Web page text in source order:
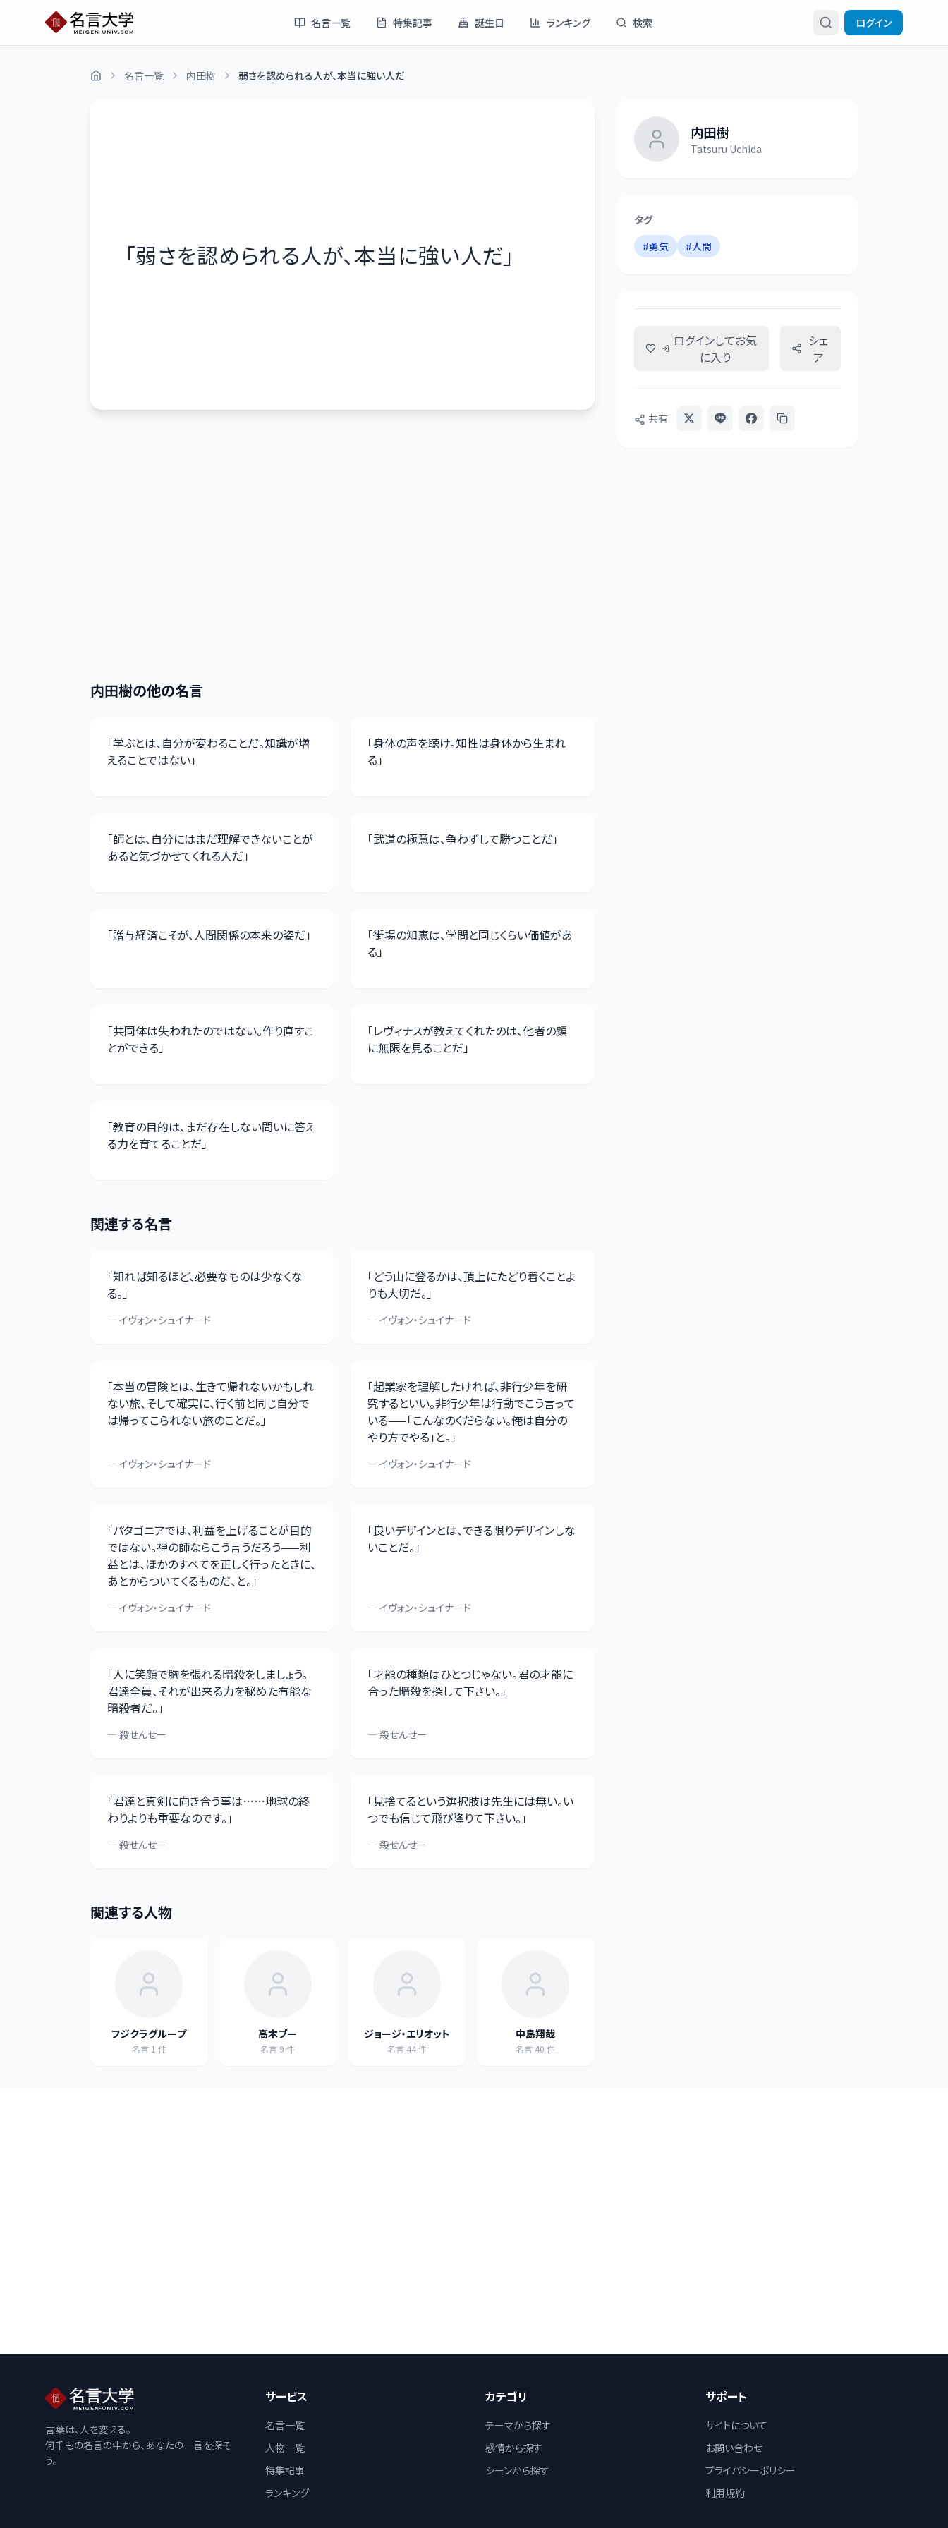
名言一覧 特集記事 誕生日 ランキング 検索 ログイン
名言一覧 内田樹 弱さを認められる人が、本当に強い人だ
「弱さを認められる人が、本当に強い人だ」
内田樹
Tatsuru Uchida
タグ
#勇気 #人間
ログインしてお気
に入り
シェ
ア
共有
内田樹の他の名言
「学ぶとは、自分が変わることだ。知識が増
えることではない」
「身体の声を聴け。知性は身体から生まれ
る」
「師とは、自分にはまだ理解できないことが
あると気づかせてくれる人だ」
「武道の極意は、争わずして勝つことだ」
「贈与経済こそが、人間関係の本来の姿だ」 「街場の知恵は、学問と同じくらい価値があ
る」
「共同体は失われたのではない。作り直すこ
とができる」
「レヴィナスが教えてくれたのは、他者の顔
に無限を見ることだ」
「教育の目的は、まだ存在しない問いに答え
る力を育てることだ」
関連する名言
「知れば知るほど、必要なものは少なくな
る。」
— イヴォン・シュイナード
「どう山に登るかは、頂上にたどり着くことよ
りも大切だ。」
—イヴォン・シュイナード
「本当の冒険とは、生きて帰れないかもしれ
ない旅、そして確実に、行く前と同じ自分で
は帰ってこられない旅のことだ。」
— イヴォン・シュイナード
「起業家を理解したければ、非行少年を研
究するといい。非行少年は行動でこう言って
いる——「こんなのくだらない。俺は自分の
やり方でやる」と。」
—イヴォン・シュイナード
「パタゴニアでは、利益を上げることが目的
ではない。禅の師ならこう言うだろう——利
益とは、ほかのすべてを正しく行ったときに、
あとからついてくるものだ、と。」
— イヴォン・シュイナード
「良いデザインとは、できる限りデザインしな
いことだ。」
—イヴォン・シュイナード
「人に笑顔で胸を張れる暗殺をしましょう。
君達全員、それが出来る力を秘めた有能な
暗殺者だ。」
— 殺せんせー
「才能の種類はひとつじゃない。君の才能に
合った暗殺を探して下さい。」
—殺せんせー
「君達と真剣に向き合う事は……地球の終
わりよりも重要なのです。」
— 殺せんせー
「見捨てるという選択肢は先生には無い。い
つでも信じて飛び降りて下さい。」
—殺せんせー
関連する人物
フジクラグループ
名言 1 件
高木ブー
名言 9 件
ジョージ・エリオット
名言 44件
中島翔哉
名言 40 件
言葉は、人を変える。
何千もの名言の中から、あなたの一言を探そ
う。
サービス
名言一覧
人物一覧
特集記事
ランキング
カテゴリ
テーマから探す
感情から探す
シーンから探す
サポート
サイトについて
お問い合わせ
プライバシーポリシー
利用規約